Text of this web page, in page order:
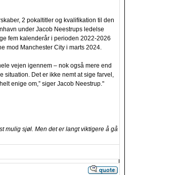
2 pokaltitler og kvalifikation til den
under Jacob Neestrups ledelse
fem kalenderår i perioden 2022-2026
mod Manchester City i marts 2024.
vejen igennem – nok også mere end
situation. Det er ikke nemt at sige farvel,
enige om,” siger Jacob Neestrup."
mulig sjøl. Men det er langt viktigere å gå